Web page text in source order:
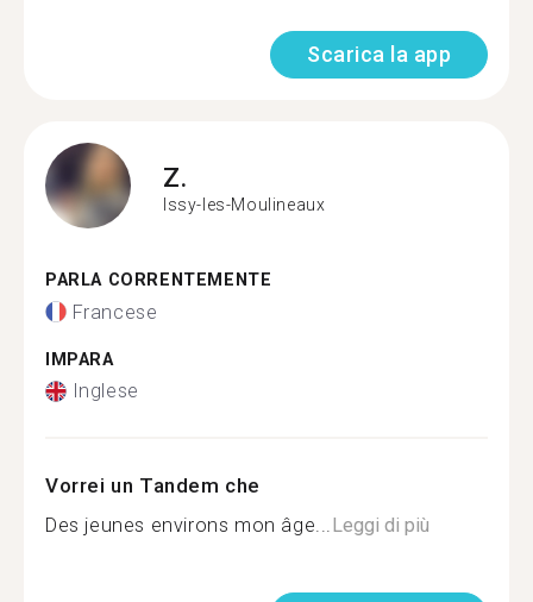
Scarica la app
Z.
Issy-les-Moulineaux
PARLA CORRENTEMENTE
Francese
IMPARA
Inglese
Vorrei un Tandem che
Des jeunes environs mon âge...Leggi di più